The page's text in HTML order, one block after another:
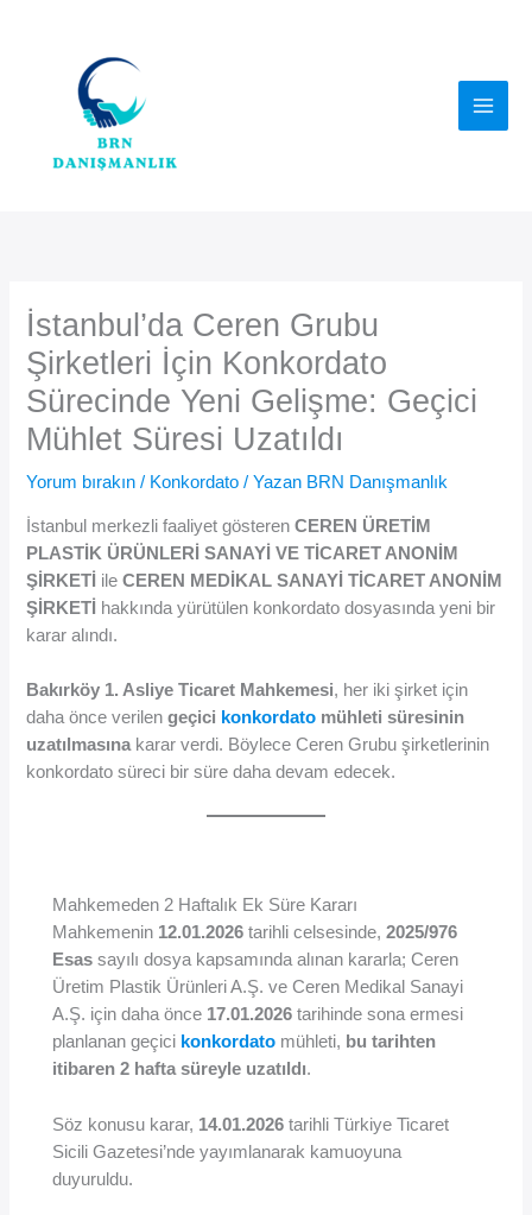
İstanbul’da Ceren Grubu
Şirketleri İçin Konkordato
Sürecinde Yeni Gelişme: Geçici
Mühlet Süresi Uzatıldı
Yorum bırakın / Konkordato / Yazan BRN Danışmanlık
İstanbul merkezli faaliyet gösterenCEREN ÜRETİM
PLASTİK ÜRÜNLERİ SANAYİ VE TİCARET ANONİM
ŞİRKETİ ileCEREN MEDİKAL SANAYİ TİCARET ANONİM
ŞİRKETİ
hakkında yürütülen konkordato dosyasında yeni bir
karar alındı.
Bakırköy 1. Asliye Ticaret Mahkemesi, her iki şirket için
daha önce verilengeçici konkordato mühleti süresinin
uzatılmasınakarar verdi. Böylece Ceren Grubu şirketlerinin
konkordato süreci bir süre daha devam edecek.
Mahkemeden 2 Haftalık Ek Süre Kararı
Mahkemenin 12.01.2026 tarihli celsesinde,2025/976
Esas sayılı dosya kapsamında alınan kararla; Ceren
Üretim Plastik Ürünleri A.Ş. ve Ceren Medikal Sanayi
A.Ş. için daha önce 17.01.2026 tarihinde sona ermesi
planlanan geçici konkordato mühleti, bu tarihten
itibaren 2 hafta süreyle uzatıldı.
Söz konusu karar, 14.01.2026 tarihli Türkiye Ticaret
Sicili Gazetesi’nde yayımlanarak kamuoyuna
duyuruldu.